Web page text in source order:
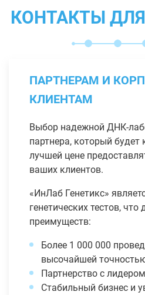
КОНТАКТЫ
ПАРТНЕРАМ И
КЛИЕНТАМ
Выбор надежной ДНК-
партнера, который будет
лучшей цене
ваших клиентов.
«ИнЛаб Генетикс»
генетических тестов,
преимуществ:
Более 1 000 000
высочайшей
Партнерство с
Стабильный бизнес и